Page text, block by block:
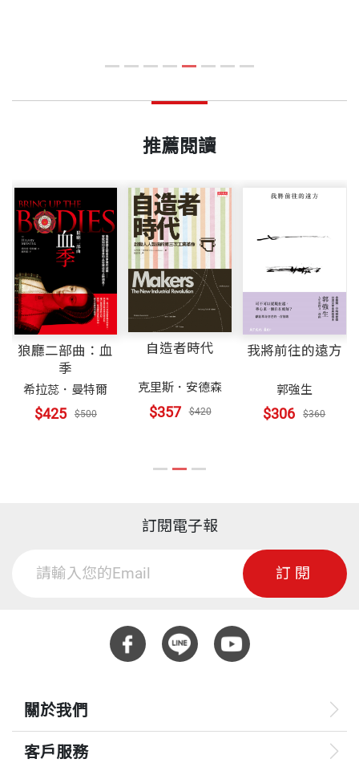
推薦閱讀
狼廳二部曲：血
季
希拉蕊．曼特爾
$425 $500
自造者時代
克里斯．安德森
$357 $420
我將前往的遠方
郭強生
$306 $360
訂閱電子報
訂閱
關於我們
客戶服務